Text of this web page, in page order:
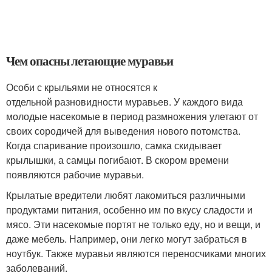
Чем опасны летающие муравьи
Особи с крыльями не относятся к
отдельной разновидности муравьев. У каждого вида
молодые насекомые в период размножения улетают от
своих сородичей для выведения нового потомства.
Когда спаривание произошло, самка скидывает
крылышки, а самцы погибают. В скором времени
появляются рабочие муравьи.
Крылатые вредители любят лакомиться различными
продуктами питания, особенно им по вкусу сладости и
мясо. Эти насекомые портят не только еду, но и вещи, и
даже мебель. Например, они легко могут забраться в
ноутбук. Также муравьи являются переносчиками многих
заболеваний.